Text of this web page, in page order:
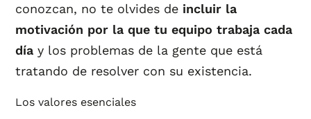
conozcan, no te olvides de incluir la
motivación por la que tu equipo trabaja cada
día y los problemas de la gente que está
tratando de resolver con su existencia.
Los valores esenciales